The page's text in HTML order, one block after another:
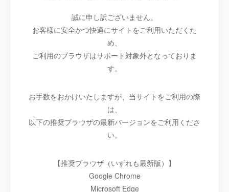
誠に申し訳ございません。
お客様に安全かつ快適にサイトをご利用いただくた
め、
ご利用のブラウザはサポート対象外となっておりま
す。
お手数をおかけいたしますが、当サイトをご利用の際
は、
以下の推奨ブラウザの最新バージョンをご利用くださ
い。
【推奨ブラウザ（いずれも最新版）】
Google Chrome
Microsoft Edge